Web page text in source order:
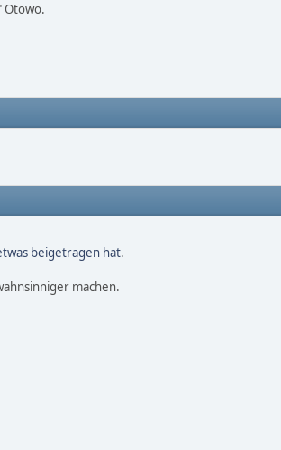
Otowo.
beigetragen hat.
machen.